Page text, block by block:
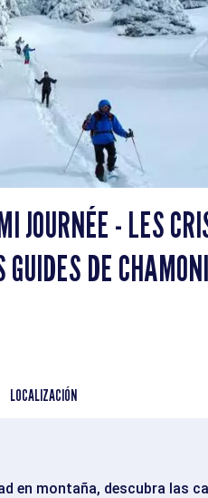
JOURNÉE - LES
GUIDES DE
LOCALIZACIÓN
en montaña, descubra las